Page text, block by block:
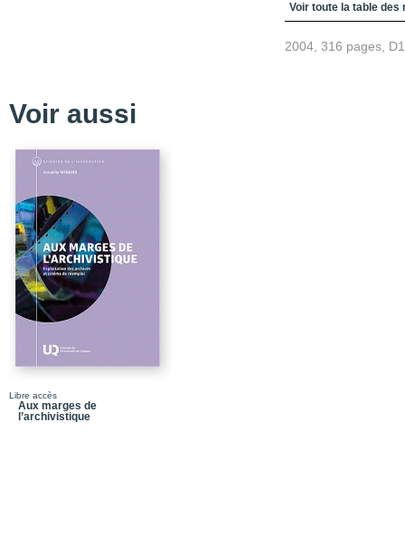
Introduction_Le
canadienne
Partie 1_Fondements
Voir toute la table des
2004, 316 pages,
Voir aussi
Libre accès
Aux marges de
l’archivistique